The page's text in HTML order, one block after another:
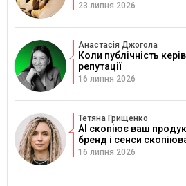
23 липня 2026
Анастасія Джогола
Коли публічність
репутації
16 липня 2026
Тетяна Грищенко
AI скопіює ваш
бренд і сенси
16 липня 2026